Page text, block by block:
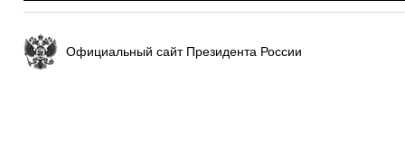
Официальный сайт Президента России